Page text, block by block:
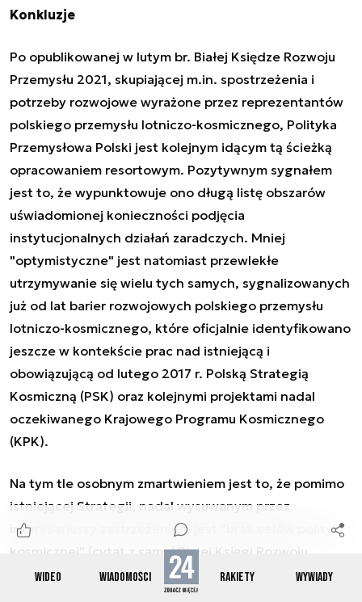
WIDEO WIADOMOŚCI RAKIETY WYWIADY
Konkluzje
Po opublikowanej w lutym br. Białej Księdze Rozwoju
Przemysłu 2021, skupiającej m.in. spostrzeżenia i
potrzeby rozwojowe wyrażone przez reprezentantów
polskiego przemysłu lotniczo-kosmicznego, Polityka
Przemysłowa Polski jest kolejnym idącym tą ścieżką
opracowaniem resortowym. Pozytywnym sygnałem
jest to, że wypunktowuje ono długą listę obszarów
uświadomionej konieczności podjęcia
instytucjonalnych działań zaradczych. Mniej
"optymistyczne" jest natomiast przewlekłe
utrzymywanie się wielu tych samych, sygnalizowanych
już od lat barier rozwojowych polskiego przemysłu
lotniczo-kosmicznego, które oficjalnie identyfikowano
jeszcze w kontekście prac nad istniejącą i
obowiązującą od lutego 2017 r. Polską Strategią
Kosmiczną (PSK) oraz kolejnymi projektami nadal
oczekiwanego Krajowego Programu Kosmicznego
(KPK).
Na tym tle osobnym zmartwieniem jest to, że pomimo
istniejącej Strategii, nadal wysuwanym przez
interesariuszy zastrzeżeniem jest "brak celów polityki
kosmicznej" (cytat z samej Białej Księgi Rozwoju
Przemysłu). Jednakże, już z samej treści PSK 2017
wynika raczej, że cele co do ogółu istnieją -